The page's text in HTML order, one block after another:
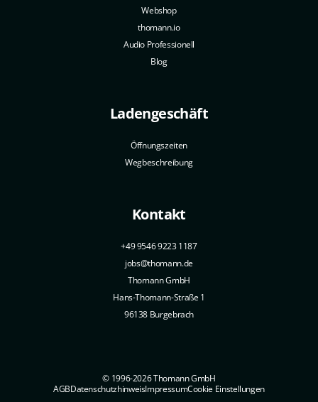
Webshop
thomann.io
Audio Professionell
Blog
Ladengeschäft
Öffnungszeiten
Wegbeschreibung
Kontakt
+49 9546 9223 1187
jobs@thomann.de
Thomann GmbH
Hans-Thomann-Straße 1
96138 Burgebrach
© 1996-2026 Thomann GmbH
AGBDatenschutzhinweisImpressumCookie Einstellungen